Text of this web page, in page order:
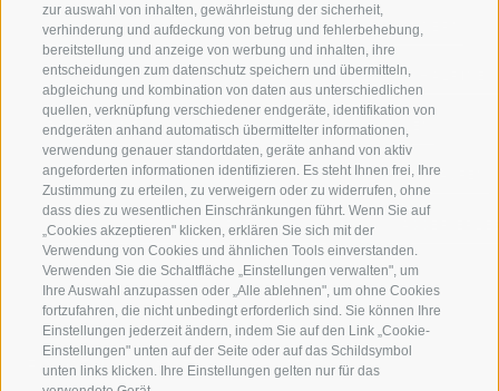
zur auswahl von inhalten, gewährleistung der sicherheit,
verhinderung und aufdeckung von betrug und fehlerbehebung,
bereitstellung und anzeige von werbung und inhalten, ihre
entscheidungen zum datenschutz speichern und übermitteln,
abgleichung und kombination von daten aus unterschiedlichen
quellen, verknüpfung verschiedener endgeräte, identifikation von
endgeräten anhand automatisch übermittelter informationen,
verwendung genauer standortdaten, geräte anhand von aktiv
angeforderten informationen identifizieren. Es steht Ihnen frei, Ihre
Zustimmung zu erteilen, zu verweigern oder zu widerrufen, ohne
dass dies zu wesentlichen Einschränkungen führt. Wenn Sie auf
„Cookies akzeptieren" klicken, erklären Sie sich mit der
Verwendung von Cookies und ähnlichen Tools einverstanden.
Verwenden Sie die Schaltfläche „Einstellungen verwalten", um
Ihre Auswahl anzupassen oder „Alle ablehnen", um ohne Cookies
fortzufahren, die nicht unbedingt erforderlich sind. Sie können Ihre
Einstellungen jederzeit ändern, indem Sie auf den Link „Cookie-
Einstellungen" unten auf der Seite oder auf das Schildsymbol
unten links klicken. Ihre Einstellungen gelten nur für das
RATSCHINGS
RIDNAUNTAL
BERGBAHNEN
SKISCHULE RATSCHINGS
LUISL'S SKISCHULE IN RATSCHINGS
WANDERN
HOCHALPINE
BIKEN
LANGLAUFEN
FOLGE UNS AUF SOCIAL MEDIA